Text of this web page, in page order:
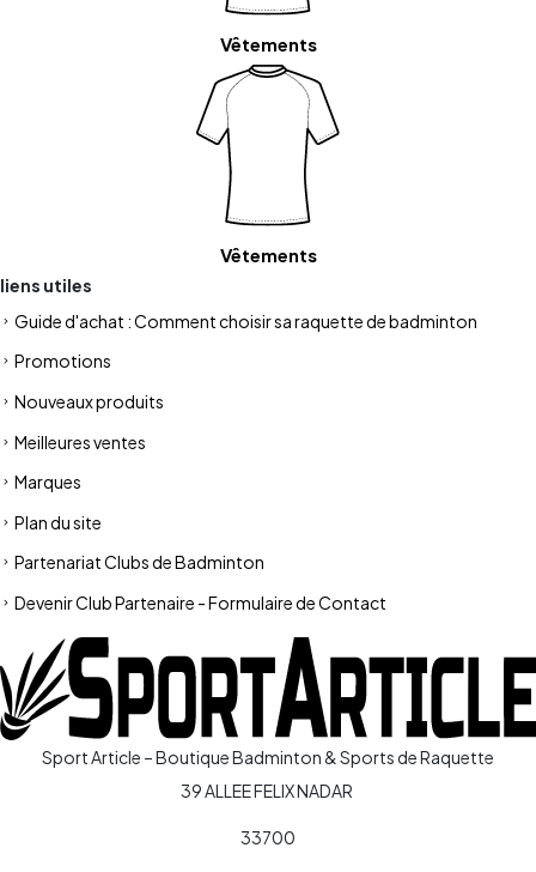
Vêtements
Vêtements
liens utiles
Guide d'achat : Comment choisir sa raquette de badminton
Promotions
Nouveaux produits
Meilleures ventes
Marques
Plan du site
Partenariat Clubs de Badminton
Devenir Club Partenaire - Formulaire de Contact
Sport Article – Boutique Badminton & Sports de Raquette
39 ALLEE FELIX NADAR
33700